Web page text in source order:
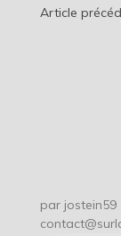
Article
par jostein59